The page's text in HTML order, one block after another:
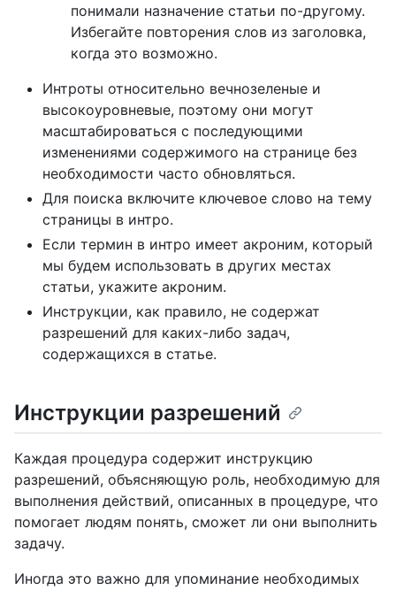
понимали назначение статьи по-другому.
Избегайте повторения слов из заголовка,
когда это возможно.
Интроты относительно вечнозеленые и
высокоуровневые, поэтому они могут
масштабироваться с последующими
изменениями содержимого на странице без
необходимости часто обновляться.
Для поиска включите ключевое слово на тему
страницы в интро.
Если термин в интро имеет акроним, который
мы будем использовать в других местах
статьи, укажите акроним.
Инструкции, как правило, не содержат
разрешений для каких-либо задач,
содержащихся в статье.
Инструкции разрешений
Каждая процедура содержит инструкцию
разрешений, объясняющую роль, необходимую для
выполнения действий, описанных в процедуре, что
помогает людям понять, сможет ли они выполнить
задачу.
Иногда это важно для упоминание необходимых